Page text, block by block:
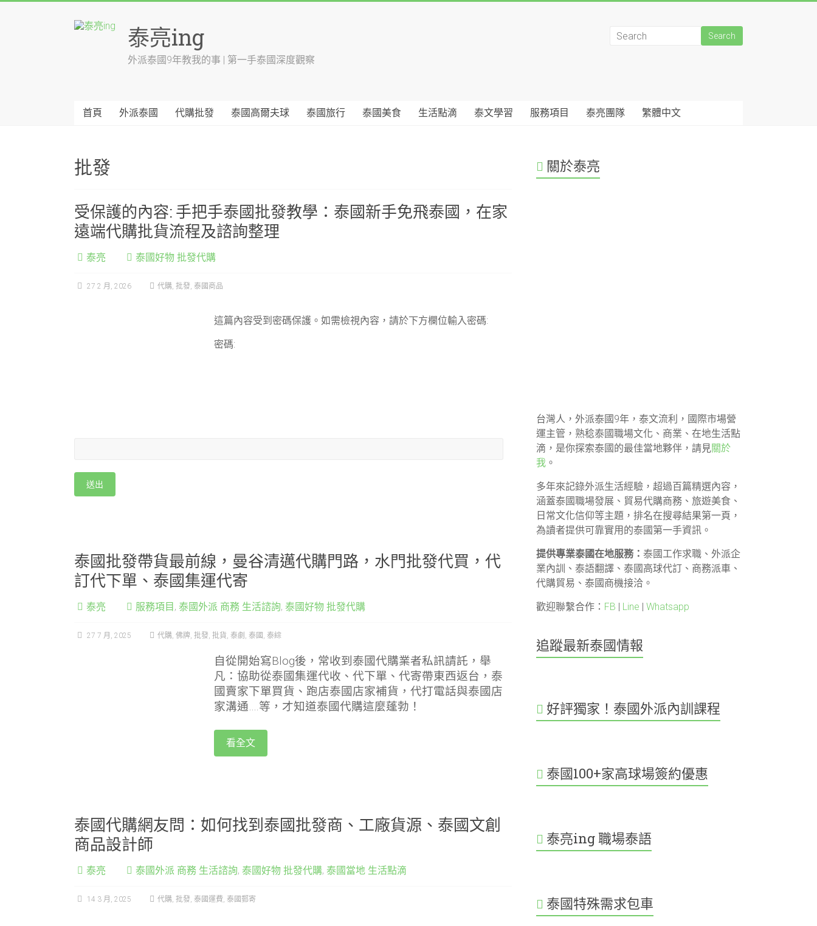
泰亮ing
外派泰國9年教我的事 | 第一手泰國深度觀察
首頁 外派泰國 代購批發 泰國高爾夫球 泰國旅行 泰國美食 生活點滴 泰文學習 服務項目 泰亮團隊 繁體中文
批發
受保護的內容: 手把手泰國批發教學：泰國新手免飛泰國，在家
遠端代購批貨流程及諮詢整理
泰亮 泰國好物 批發代購
27 2 月, 2026 代購, 批發, 泰國商品
這篇內容受到密碼保護。如需檢視內容，請於下方欄位輸入密碼:
密碼:
泰國批發帶貨最前線，曼谷清邁代購門路，水門批發代買，代
訂代下單、泰國集運代寄
泰亮 服務項目 , 泰國外派 商務 生活諮詢, 泰國好物 批發代購
27 7 月, 2025 代購, 佛牌, 批發, 批貨, 泰劇 , 泰國 , 泰綜
自從開始寫Blog後，常收到泰國代購業者私訊請託，舉
凡：協助從泰國集運代收、代下單、代寄帶東西返台，泰
國賣家下單買貨、跑店泰國店家補貨，代打電話與泰國店
家溝通….等，才知道泰國代購這麼蓬勃！
看全文
泰國代購網友問：如何找到泰國批發商、工廠貨源、泰國文創
商品設計師
泰亮 泰國外派 商務 生活諮詢, 泰國好物 批發代購, 泰國當地 生活點滴
14 3 月, 2025 代購 批發 泰國運費 泰國郵寄
關於泰亮
台灣人，外派泰國9年，泰文流利，國際市場營
運主管，熟稔泰國職場文化、商業、在地生活點
滴，是你探索泰國的最佳當地夥伴，請見關於
我 。
多年來記錄外派生活經驗，超過百篇精選內容，
涵蓋泰國職場發展、貿易代購商務、旅遊美食、
日常文化信仰等主題，排名在搜尋結果第一頁，
為讀者提供可靠實用的泰國第一手資訊。
提供專業泰國在地服務：泰國工作求職、外派企
業內訓、泰語翻譯、泰國高球代訂、商務派車、
代購貿易、泰國商機接洽。
歡迎聯繫合作： FB | Line |Whatsapp
追蹤最新泰國情報
好評獨家！泰國外派內訓課程
泰國100+家高球場簽約優惠
泰亮ing 職場泰語
泰國特殊需求包車